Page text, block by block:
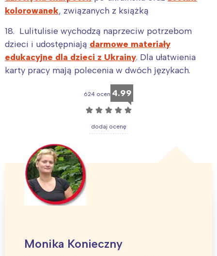
kolorowanek, związanych z książką
18. Lulitulisie wychodzą naprzeciw potrzebom
dzieci i udostępniają darmowe materiały
edukacyjne dla dzieci z Ukrainy. Dla ułatwienia
karty pracy mają polecenia w dwóch językach.
624 ocen 4.99
☆ ☆ ☆ ☆ ☆
dodaj ocenę
Monika Konieczny
tego regionu:
Warszawa
Łódź
Trójmiasto
Poznań
Śląsk
Kraków
Południe
Północ
Wszystkie